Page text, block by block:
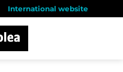
International website